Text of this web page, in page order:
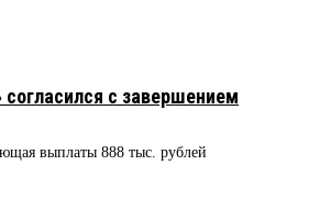
с завершением
выплаты 888 тыс. рублей